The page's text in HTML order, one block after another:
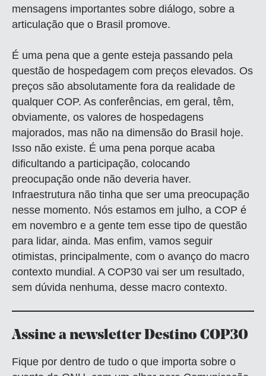
mensagens importantes sobre diálogo, sobre a
articulação que o Brasil promove.
É uma pena que a gente esteja passando pela
questão de hospedagem com preços elevados. Os
preços são absolutamente fora da realidade de
qualquer COP. As conferências, em geral, têm,
obviamente, os valores de hospedagens
majorados, mas não na dimensão do Brasil hoje.
Isso não existe. É uma pena porque acaba
dificultando a participação, colocando
preocupação onde não deveria haver.
Infraestrutura não tinha que ser uma preocupação
nesse momento. Nós estamos em julho, a COP é
em novembro e a gente tem esse tipo de questão
para lidar, ainda. Mas enfim, vamos seguir
otimistas, principalmente, com o avanço do macro
contexto mundial. A COP30 vai ser um resultado,
sem dúvida nenhuma, desse macro contexto.
Assine a newsletter Destino COP30
Fique por dentro de tudo o que importa sobre o